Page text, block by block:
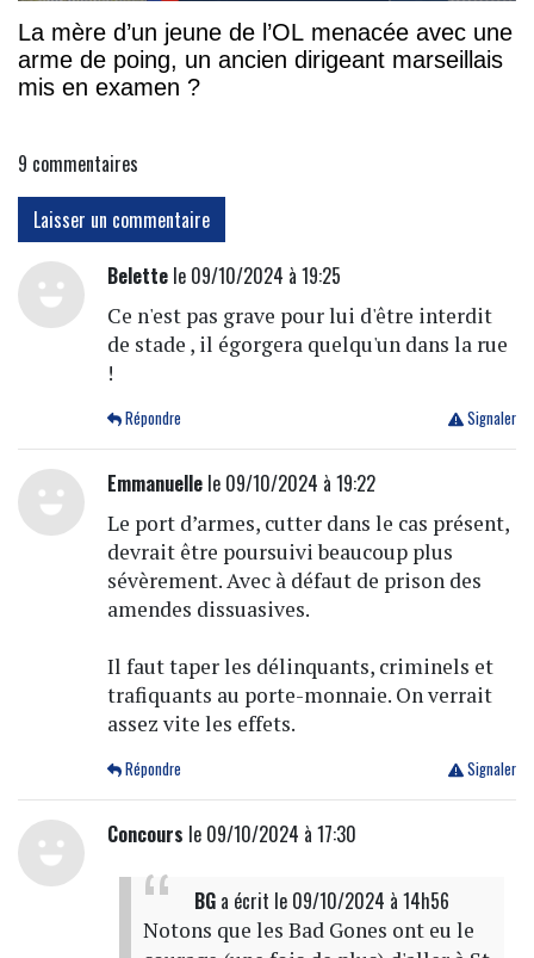
La mère d’un jeune de l’OL menacée avec une
arme de poing, un ancien dirigeant marseillais
mis en examen ?
9 commentaires
Laisser un commentaire
Belettele 09/10/2024 à 19:25
Ce n'est pas grave pour lui d'être interdit
de stade , il égorgera quelqu'un dans la rue
!
Signaler
Répondre
Emmanuellele 09/10/2024 à 19:22
Le port d’armes, cutter dans le cas présent,
devrait être poursuivi beaucoup plus
sévèrement. Avec à défaut de prison des
amendes dissuasives.
Il faut taper les délinquants, criminels et
trafiquants au porte-monnaie. On verrait
assez vite les effets.
Signaler
Répondre
Concours le 09/10/2024 à 17:30
BGa écrit le 09/10/2024 à 14h56
Notons que les Bad Gones ont eu le